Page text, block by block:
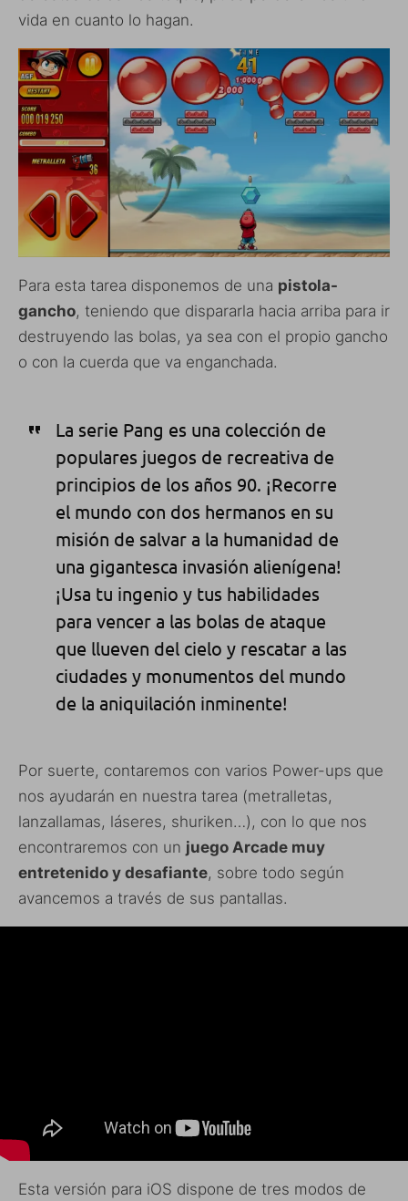
vida en cuanto lo hagan.
Para esta tarea disponemos de una pistola-
gancho, teniendo que dispararla hacia arriba para ir
destruyendo las bolas, ya sea con el propio gancho
o con la cuerda que va enganchada.
La serie Pang es una colección de
populares juegos de recreativa de
principios de los años 90. ¡Recorre
el mundo con dos hermanos en su
misión de salvar a la humanidad de
una gigantesca invasión alienígena!
¡Usa tu ingenio y tus habilidades
para vencer a las bolas de ataque
que llueven del cielo y rescatar a las
ciudades y monumentos del mundo
de la aniquilación inminente!
Por suerte, contaremos con varios Power-ups que
nos ayudarán en nuestra tarea (metralletas,
lanzallamas, láseres, shuriken…), con lo que nos
encontraremos con un juego Arcade muy
entretenido y desafiante, sobre todo según
avancemos a través de sus pantallas.
Esta versión para iOS dispone de tres modos de